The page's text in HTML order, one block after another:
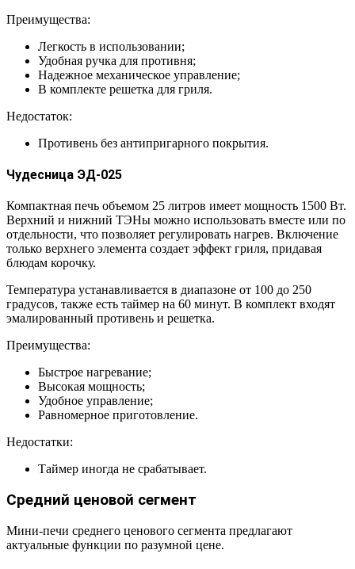
Преимущества:
Легкость в использовании;
Удобная ручка для противня;
Надежное механическое управление;
В комплекте решетка для гриля.
Недостаток:
Противень без антипригарного покрытия.
Чудесница ЭД-025
Компактная печь объемом 25 литров имеет мощность 1500 Вт.
Верхний и нижний ТЭНы можно использовать вместе или по
отдельности, что позволяет регулировать нагрев. Включение
только верхнего элемента создает эффект гриля, придавая
блюдам корочку.
Температура устанавливается в диапазоне от 100 до 250
градусов, также есть таймер на 60 минут. В комплект входят
эмалированный противень и решетка.
Преимущества:
Быстрое нагревание;
Высокая мощность;
Удобное управление;
Равномерное приготовление.
Недостатки:
Таймер иногда не срабатывает.
Средний ценовой сегмент
Мини-печи среднего ценового сегмента предлагают
актуальные функции по разумной цене.